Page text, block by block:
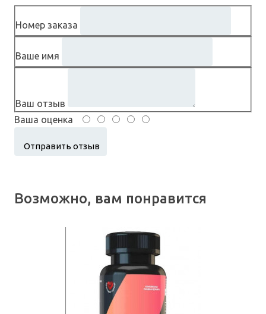
Номер заказа
Ваше имя
Ваш отзыв
Ваша оценка
Возможно, вам понравится